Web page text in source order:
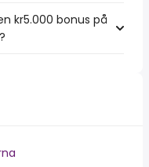
kr5.000 bonus på